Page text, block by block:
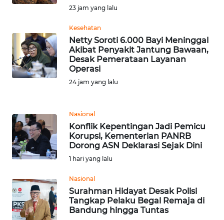
23 jam yang lalu
Kesehatan
Netty Soroti 6.000 Bayi Meninggal
Akibat Penyakit Jantung Bawaan,
Desak Pemerataan Layanan
Operasi
24 jam yang lalu
Nasional
Konflik Kepentingan Jadi Pemicu
Korupsi, Kementerian PANRB
Dorong ASN Deklarasi Sejak Dini
1 hari yang lalu
Nasional
Surahman Hidayat Desak Polisi
Tangkap Pelaku Begal Remaja di
Bandung hingga Tuntas
SONYA
NEWS
Informasi
INDEKS
KONTAK
KAMI
INFO
TENTANG
KAMI